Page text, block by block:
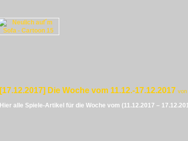
[17.12.2017] Die Woche vom 11.12.-17.12.2017 von
Hier alle Spiele-Artikel für die Woche vom (11.12.2017 –